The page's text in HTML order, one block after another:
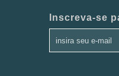
Inscreva-se